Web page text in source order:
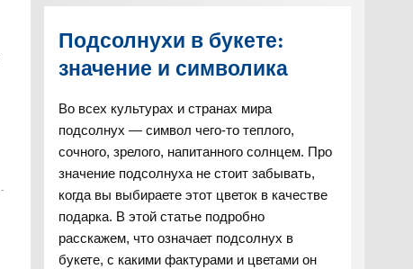
Подсолнухи в букете:
значение и символика
Во всех культурах и странах мира
подсолнух — символ чего-то теплого,
сочного, зрелого, напитанного солнцем. Про
значение подсолнуха не стоит забывать,
когда вы выбираете этот цветок в качестве
подарка. В этой статье подробно
расскажем, что означает подсолнух в
букете, с какими фактурами и цветами он